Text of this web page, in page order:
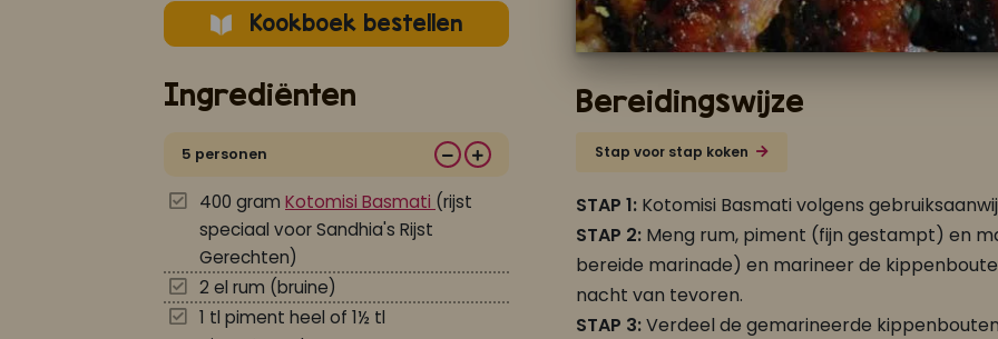
Kookboek bestellen
Ingrediënten
5 personen
400 gram Kotomisi Basmati (rijst
speciaal voor Sandhia's Rijst
Gerechten)
2 el rum (bruine)
1 tl piment heel of 1½ tl
Bereidingswijze
Stap voor stap koken
STAP 1: Kotomisi Basmati volgens
STAP 2: Meng rum, piment (fijn gestampt) en
bereide marinade) en marineer de
nacht van tevoren.
STAP 3:Verdeel de gemarineerde